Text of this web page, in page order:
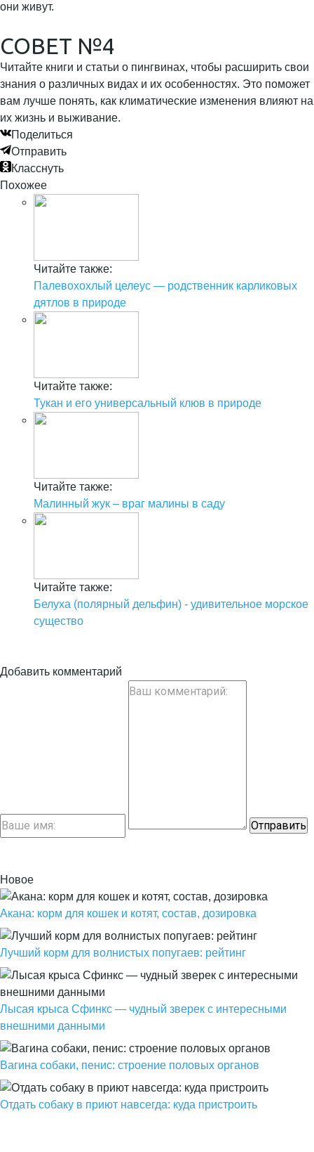
они живут.
СОВЕТ №4
Читайте книги и статьи о пингвинах, чтобы расширить свои
знания о различных видах и их особенностях. Это поможет
вам лучше понять, как климатические изменения влияют на
их жизнь и выживание.
Поделиться
Отправить
Класснуть
Похожее
Читайте также:
Палевохохлый целеус — родственник карликовых
дятлов в природе
Читайте также:
Тукан и его универсальный клюв в природе
Читайте также:
Малинный жук – враг малины в саду
Читайте также:
Белуха (полярный дельфин) - удивительное морское
существо
Добавить комментарий
Новое
Акана: корм для кошек и котят, состав, дозировка
Лучший корм для волнистых попугаев: рейтинг
Лысая крыса Сфинкс — чудный зверек с интересными
внешними данными
Вагина собаки, пенис: строение половых органов
Отдать собаку в приют навсегда: куда пристроить